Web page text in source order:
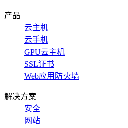
产品
云主机
云手机
GPU云主机
SSL证书
Web应用防火墙
解决方案
安全
网站